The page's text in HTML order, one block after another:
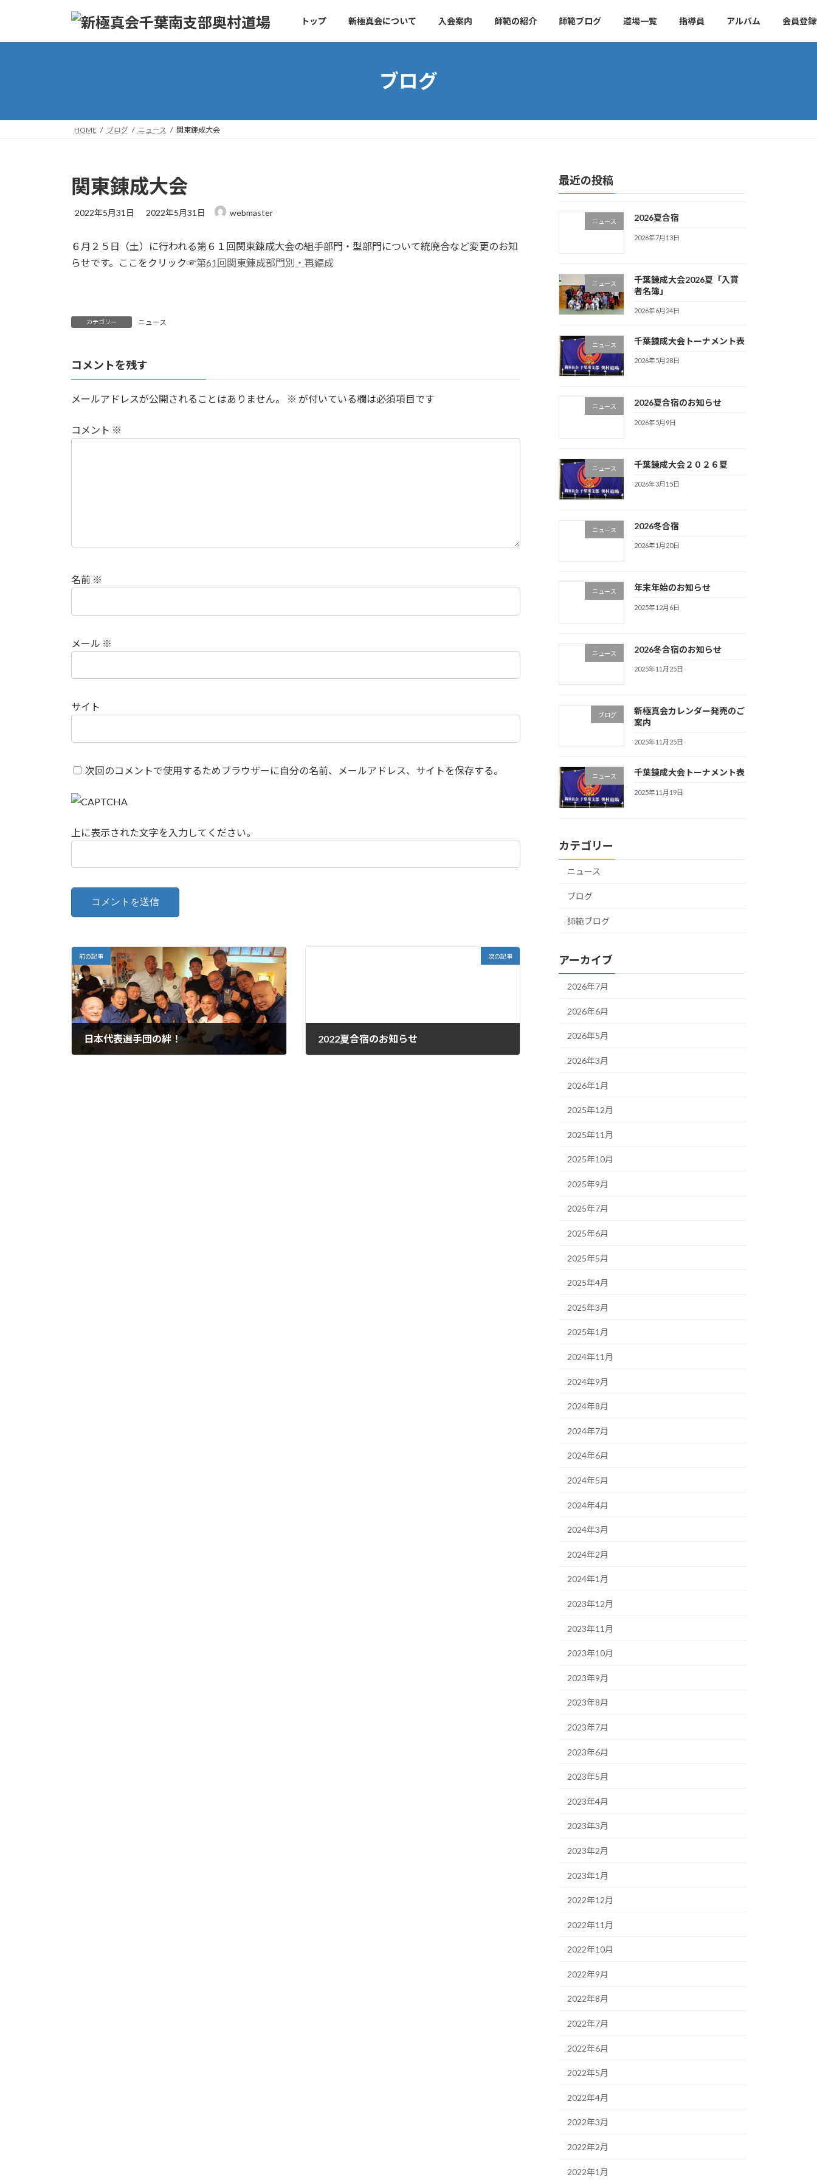
ッ
移
トップ 新極真会について 入会案内 師範の紹介 師範ブログ 道場一覧 指導員 アルバム 会員登
ブログ
HOME ブログ ニュース 関東錬成大会
関東錬成大会
2022年5月31日
最
新
日
2022年5月31日 webmaster
６月２５日（土）に行われる第６１回関東錬成大会の組手部門・型部門について統廃合など変更のお知
らせです。ここをクリック☞第61回関東錬成部門別・再編成
カテゴリー ニュース
コメントを残す
メールアドレスが公開されることはありません。 ※ が付いている欄は必須項目です
コメント ※
名前 ※
メール ※
サイト
次回のコメントで使用するためブラウザーに自分の名前、メールアドレス、サイトを保存する。
上に表示された文字を入力してください。
前の記事
日本代表選手団の絆！
次の記事
2022夏合宿のお知らせ
最近の投稿
ニュース 2026夏合宿
2026年7月13日
ニュース
千葉錬成大会2026夏「入賞
者名簿」
2026年6月24日
ニュース 千葉錬成大会トーナメント表
2026年5月28日
ニュース 2026夏合宿のお知らせ
2026年5月9日
ニュース 千葉錬成大会２０２６夏
2026年3月15日
ニュース 2026冬合宿
2026年1月20日
ニュース 年末年始のお知らせ
2025年12月6日
ニュース 2026冬合宿のお知らせ
2025年11月25日
ブログ
新極真会カレンダー発売のご
案内
2025年11月25日
ニュース 千葉錬成大会トーナメント表
2025年11月19日
カテゴリー
ニュース
ブログ
師範ブログ
アーカイブ
2026年7月
2026年6月
2026年5月
2026年3月
2026年1月
2025年12月
2025年11月
2025年10月
2025年9月
2025年7月
2025年6月
2025年5月
2025年4月
2025年3月
2025年1月
2024年11月
2024年9月
2024年8月
2024年7月
2024年6月
2024年5月
2024年4月
2024年3月
2024年2月
2024年1月
2023年12月
2023年11月
2023年10月
2023年9月
2023年8月
2023年7月
2023年6月
2023年5月
2023年4月
2023年3月
2023年2月
2023年1月
2022年12月
2022年11月
2022年10月
2022年9月
2022年8月
2022年7月
2022年6月
2022年5月
2022年4月
2022年3月
2022年2月
2022年1月